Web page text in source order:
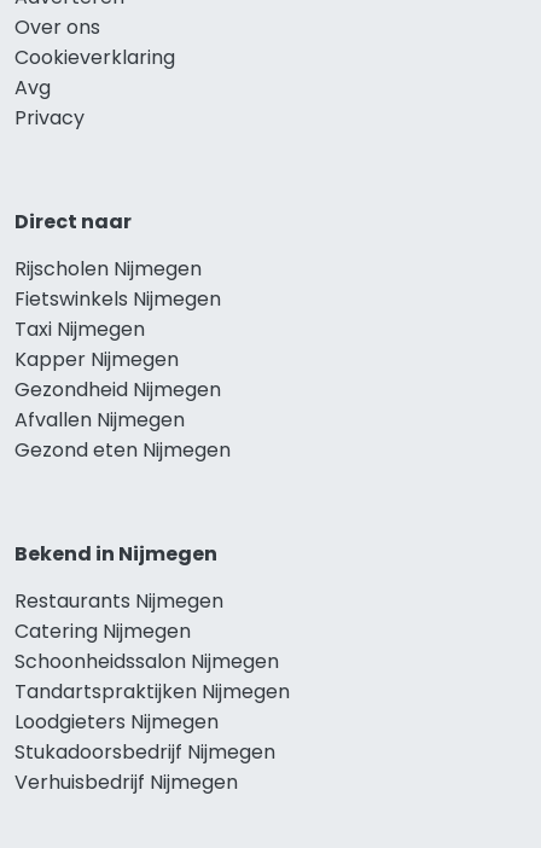
Over ons
Cookieverklaring
Avg
Privacy
Direct naar
Rijscholen Nijmegen
Fietswinkels Nijmegen
Taxi Nijmegen
Kapper Nijmegen
Gezondheid Nijmegen
Afvallen Nijmegen
Gezond eten Nijmegen
Bekend in Nijmegen
Restaurants Nijmegen
Catering Nijmegen
Schoonheidssalon Nijmegen
Tandartspraktijken Nijmegen
Loodgieters Nijmegen
Stukadoorsbedrijf Nijmegen
Verhuisbedrijf Nijmegen